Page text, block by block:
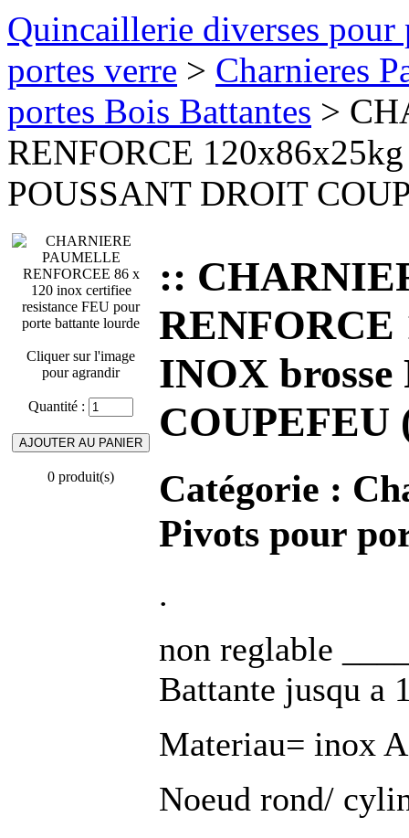
Quincaillerie diverses pour
portes verre > Charnieres
portes Bois Battantes >
RENFORCE
POUSSANT DROIT
Cliquer sur l'image
pour agrandir
Quantité :
0 produit(s)
::
RENFORCE
INOX
COUPEFEU
Catégorie :
Pivots pour
.
non reglable
Battante jusqu a
Materiau= inox
Noeud rond/